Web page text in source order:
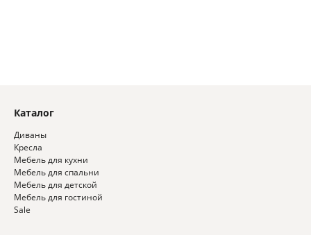
Каталог
Диваны
Кресла
Мебель для кухни
Мебель для спальни
Мебель для детской
Мебель для гостиной
Sale